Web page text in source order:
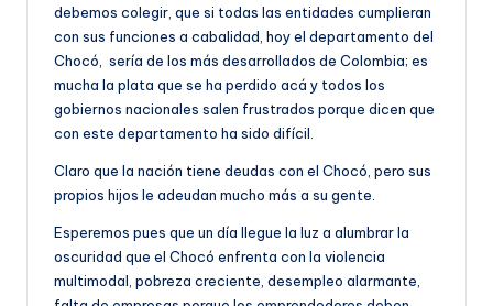
debemos colegir, que si todas las entidades cumplieran
con sus funciones a cabalidad, hoy el departamento del
Chocó, sería de los más desarrollados de Colombia; es
mucha la plata que se ha perdido acá y todos los
gobiernos nacionales salen frustrados porque dicen que
con este departamento ha sido difícil.
Claro que la nación tiene deudas con el Chocó, pero sus
propios hijos le adeudan mucho más a su gente.
Esperemos pues que un día llegue la luz a alumbrar la
oscuridad que el Chocó enfrenta con la violencia
multimodal, pobreza creciente, desempleo alarmante,